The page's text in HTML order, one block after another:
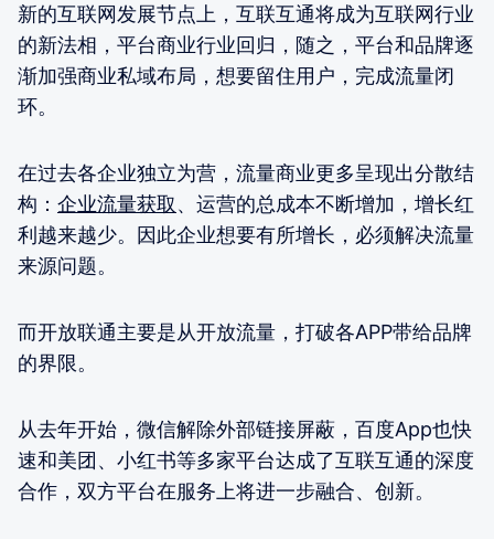
新的互联网发展节点上，互联互通将成为互联网行业
的新法相，平台商业行业回归，随之，平台和品牌逐
渐加强商业私域布局，想要留住用户，完成流量闭
环。
在过去各企业独立为营，流量商业更多呈现出分散结
构： 企业流量获取、运营的总成本不断增加，增长红
利越来越少。因此企业想要有所增长，必须解决流量
来源问题。
而开放联通主要是从开放流量，打破各APP带给品牌
的界限。
从去年开始，微信解除外部链接屏蔽，百度App也快
速和美团、小红书等多家平台达成了互联互通的深度
合作，双方平台在服务上将进一步融合、创新。